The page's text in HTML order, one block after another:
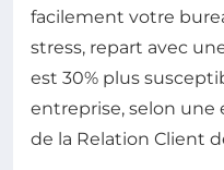
facilement votre
stress, repart avec
est 30% plus
entreprise, selon une
de la Relation Client